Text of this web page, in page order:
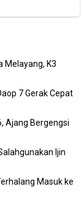
Melayang, K3
7 Gerak Cepat
Ajang Bergengsi
Ijin
Masuk ke